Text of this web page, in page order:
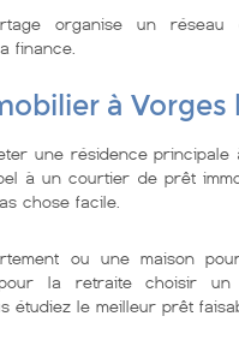
organise un réseau
finance.
à Vorges
une résidence
à un courtier de prêt
chose facile.
ou une maison
la retraite choisir un
étudiez le meilleur prêt